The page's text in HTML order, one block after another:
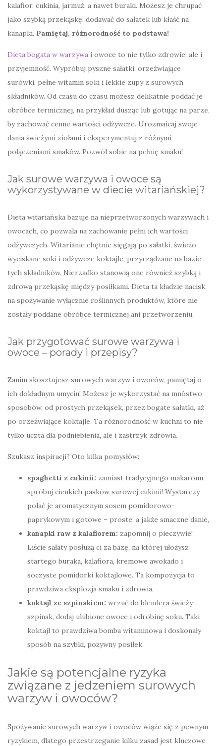
kalafior, cukinia, jarmuż, a nawet buraki. Możesz je chrupać
jako szybką przekąskę, dodawać do sałatek lub kłaść na
kanapki. Pamiętaj, różnorodność to podstawa!
Dieta bogata w warzywa i owoce to nie tylko zdrowie, ale i
przyjemność. Wypróbuj pyszne sałatki, orzeźwiające
surówki, pełne witamin soki i lekkie zupy z surowych
składników. Od czasu do czasu możesz delikatnie poddać je
obróbce termicznej, na przykład dusząc lub gotując na parze,
by zachować cenne wartości odżywcze. Urozmaicaj swoje
dania świeżymi ziołami i eksperymentuj z różnymi
połączeniami smaków. Pozwól sobie na pełnię smaku!
Jak surowe warzywa i owoce są
wykorzystywane w diecie witariańskiej?
Dieta witariańska bazuje na nieprzetworzonych warzywach i
owocach, co pozwala na zachowanie pełni ich wartości
odżywczych. Witarianie chętnie sięgają po sałatki, świeżo
wyciskane soki i odżywcze koktajle, przyrządzane na bazie
tych składników. Nierzadko stanowią one również szybką i
zdrową przekąskę między posiłkami. Dieta ta kładzie nacisk
na spożywanie wyłącznie roślinnych produktów, które nie
zostały poddane obróbce termicznej ani przetworzeniu.
Jak przygotować surowe warzywa i
owoce – porady i przepisy?
Zanim skosztujesz surowych warzyw i owoców, pamiętaj o
ich dokładnym umyciu! Możesz je wykorzystać na mnóstwo
sposobów, od prostych przekąsek, przez bogate sałatki, aż
po orzeźwiające koktajle. Ta różnorodność w kuchni to nie
tylko uczta dla podniebienia, ale i zastrzyk zdrowia.
Szukasz inspiracji? Oto kilka pomysłów:
spaghetti z cukinii: zamiast tradycyjnego makaronu,
spróbuj cienkich pasków surowej cukinii! Wystarczy
polać je aromatycznym sosem pomidorowo-
paprykowym i gotowe – proste, a jakże smaczne danie,
kanapki raw z kalafiorem: zapomnij o pieczywie!
Liście sałaty posłużą ci za bazę, na której ułożysz
startego buraka, kalafiora, kremowe awokado i
soczyste pomidorki koktajlowe. Ta kompozycja to
prawdziwa eksplozja smaku i zdrowia,
koktajl ze szpinakiem: wrzuć do blendera świeży
szpinak, dodaj ulubione owoce i odrobinę soku. Taki
koktajl to prawdziwa bomba witaminowa i doskonały
sposób na szybki, pożywny posiłek.
Jakie są potencjalne ryzyka
związane z jedzeniem surowych
warzyw i owoców?
Spożywanie surowych warzyw i owoców wiąże się z pewnym
ryzykiem, dlatego przestrzeganie kilku zasad jest kluczowe